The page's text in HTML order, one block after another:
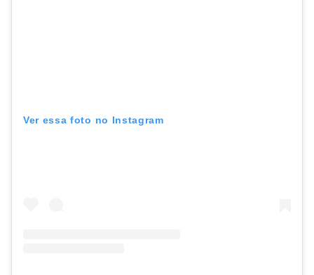
Ver essa foto no Instagram